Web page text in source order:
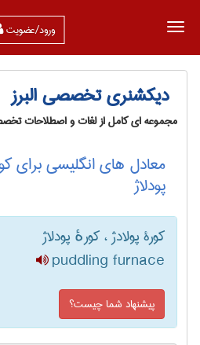
ورود/عضویت
دیکشنری تخصصی البرز
مجموعه ای کامل از لغات و اصطلاحات
معادل های انگلیسی برای
پودلاژ
کورۀ پولادژ ، کورهٔ پودلاژ
puddling furnace
پیشنهاد شما چیست؟